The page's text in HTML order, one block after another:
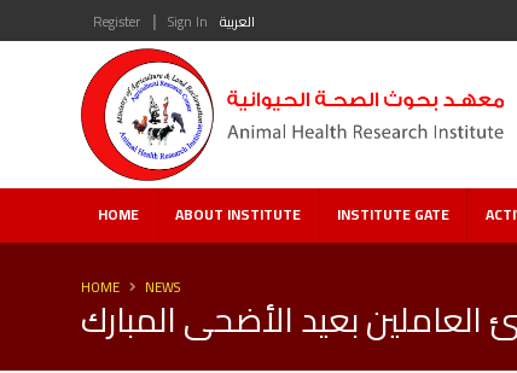
Register | Sign In العربية
HOME ABOUT INSTITUTE INSTITUTE GATE
العاملين بعيد الأضحى المبارك
HOME NEWS